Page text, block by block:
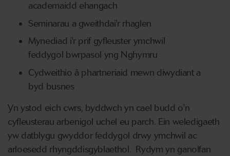
academaidd ehangach
Seminarau a gweithdai'r rhaglen
Mynediad i'r prif gyfleuster ymchwil
feddygol bwrpasol yng Nghymru
Cydweithio â phartneriaid mewn diwydiant a
byd busnes
Yn ystod eich cwrs, byddwch yn cael budd o'n
cyfleusterau arbenigol uchel eu parch. Ein weledigaeth
yw datblygu gwyddor feddygol drwy ymchwil ac
arloesedd rhyngddisgyblaethol. Rydym yn ganolfan